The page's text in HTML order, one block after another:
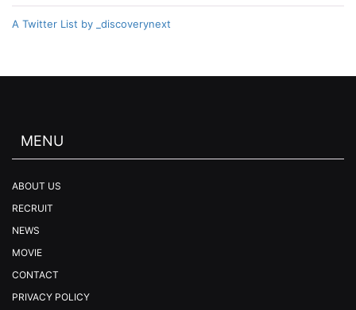
A Twitter List by _discoverynext
MENU
ABOUT US
RECRUIT
NEWS
MOVIE
CONTACT
PRIVACY POLICY